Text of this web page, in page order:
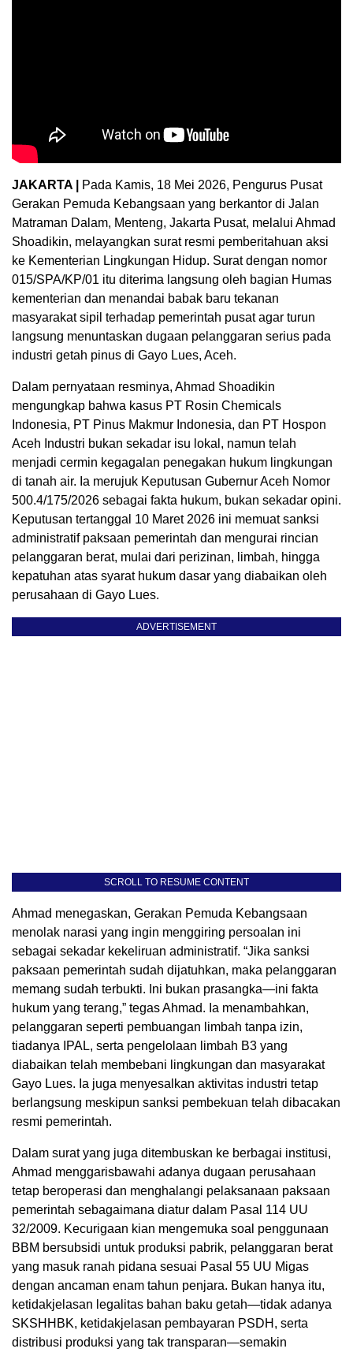
JAKARTA |
Pada Kamis, 18 Mei 2026, Pengurus Pusat
Gerakan Pemuda Kebangsaan yang berkantor di Jalan
Matraman Dalam, Menteng, Jakarta Pusat, melalui Ahmad
Shoadikin, melayangkan surat resmi pemberitahuan aksi
ke Kementerian Lingkungan Hidup. Surat dengan nomor
015/SPA/KP/01 itu diterima langsung oleh bagian Humas
kementerian dan menandai babak baru tekanan
masyarakat sipil terhadap pemerintah pusat agar turun
langsung menuntaskan dugaan pelanggaran serius pada
industri getah pinus di Gayo Lues, Aceh.
Dalam pernyataan resminya, Ahmad Shoadikin
mengungkap bahwa kasus PT Rosin Chemicals
Indonesia, PT Pinus Makmur Indonesia, dan PT Hospon
Aceh Industri bukan sekadar isu lokal, namun telah
menjadi cermin kegagalan penegakan hukum lingkungan
di tanah air. Ia merujuk Keputusan Gubernur Aceh Nomor
500.4/175/2026 sebagai fakta hukum, bukan sekadar opini.
Keputusan tertanggal 10 Maret 2026 ini memuat sanksi
administratif paksaan pemerintah dan mengurai rincian
pelanggaran berat, mulai dari perizinan, limbah, hingga
kepatuhan atas syarat hukum dasar yang diabaikan oleh
perusahaan di Gayo Lues.
ADVERTISEMENT
SCROLL TO RESUME CONTENT
Ahmad menegaskan, Gerakan Pemuda Kebangsaan
menolak narasi yang ingin menggiring persoalan ini
sebagai sekadar kekeliruan administratif. “Jika sanksi
paksaan pemerintah sudah dijatuhkan, maka pelanggaran
memang sudah terbukti. Ini bukan prasangka—ini fakta
hukum yang terang,” tegas Ahmad. Ia menambahkan,
pelanggaran seperti pembuangan limbah tanpa izin,
tiadanya IPAL, serta pengelolaan limbah B3 yang
diabaikan telah membebani lingkungan dan masyarakat
Gayo Lues. Ia juga menyesalkan aktivitas industri tetap
berlangsung meskipun sanksi pembekuan telah dibacakan
resmi pemerintah.
Dalam surat yang juga ditembuskan ke berbagai institusi,
Ahmad menggarisbawahi adanya dugaan perusahaan
tetap beroperasi dan menghalangi pelaksanaan paksaan
pemerintah sebagaimana diatur dalam Pasal 114 UU
32/2009. Kecurigaan kian mengemuka soal penggunaan
BBM bersubsidi untuk produksi pabrik, pelanggaran berat
yang masuk ranah pidana sesuai Pasal 55 UU Migas
dengan ancaman enam tahun penjara. Bukan hanya itu,
ketidakjelasan legalitas bahan baku getah—tidak adanya
SKSHHBK, ketidakjelasan pembayaran PSDH, serta
distribusi produksi yang tak transparan—semakin